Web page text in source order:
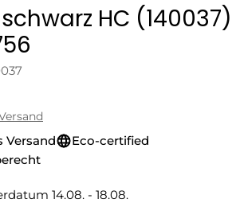
HC (140037)
Versand
Eco-certified
14.08. - 18.08.